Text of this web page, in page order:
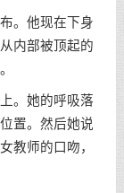
。他现在下身
内部被顶起的
。她的呼吸落
置。然后她说
教师的口吻，